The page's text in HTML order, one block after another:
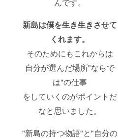
新島は僕を生き生きさせて
くれます。
そのためにもこれからは
自分が選んだ場所"ならで
は"の仕事
をしていくのがポイントだ
なと思いました。
"新島の持つ物語"と"自分の